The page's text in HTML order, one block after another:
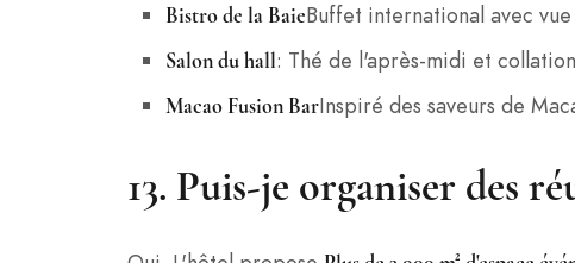
Bistro de la BaieBuffet international avec
Salon du hall: Thé de l'après-midi et
Macao Fusion BarInspiré des saveurs de
13. Puis-je organiser des